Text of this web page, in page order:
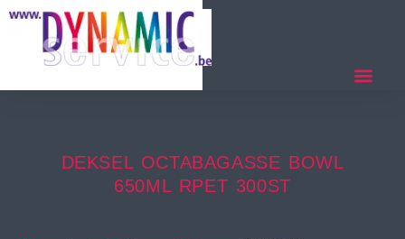
DEKSEL OCTABAGASSE BOWL
650ML RPET 300ST